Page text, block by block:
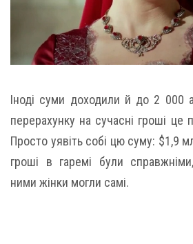
Іноді суми доходили й до 2 000
перерахунку на сучасні гроші
Просто уявіть собі цю суму: $1,9
гроші в гаремі були
ними жінки могли самі.